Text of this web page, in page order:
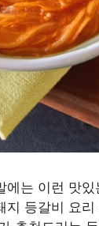
는 이런 맛
등갈비 요